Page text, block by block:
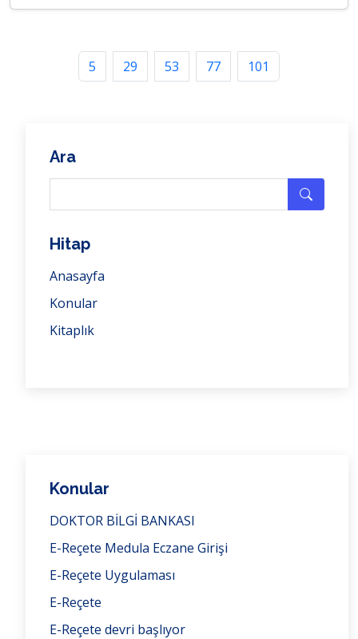
5 29 53 77 101
Ara
Hitap
Anasayfa
Konular
Kitaplık
Konular
DOKTOR BİLGİ BANKASI
E-Reçete Medula Eczane Girişi
E-Reçete Uygulaması
E-Reçete
E-Reçete devri başlıyor